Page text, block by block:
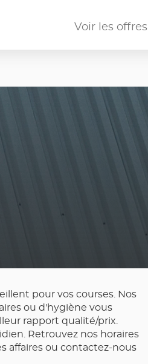
Voir les offres
pour vos courses. Nos
ou d'hygiène vous
rapport qualité/prix.
Retrouvez nos horaires
affaires ou contactez-nous